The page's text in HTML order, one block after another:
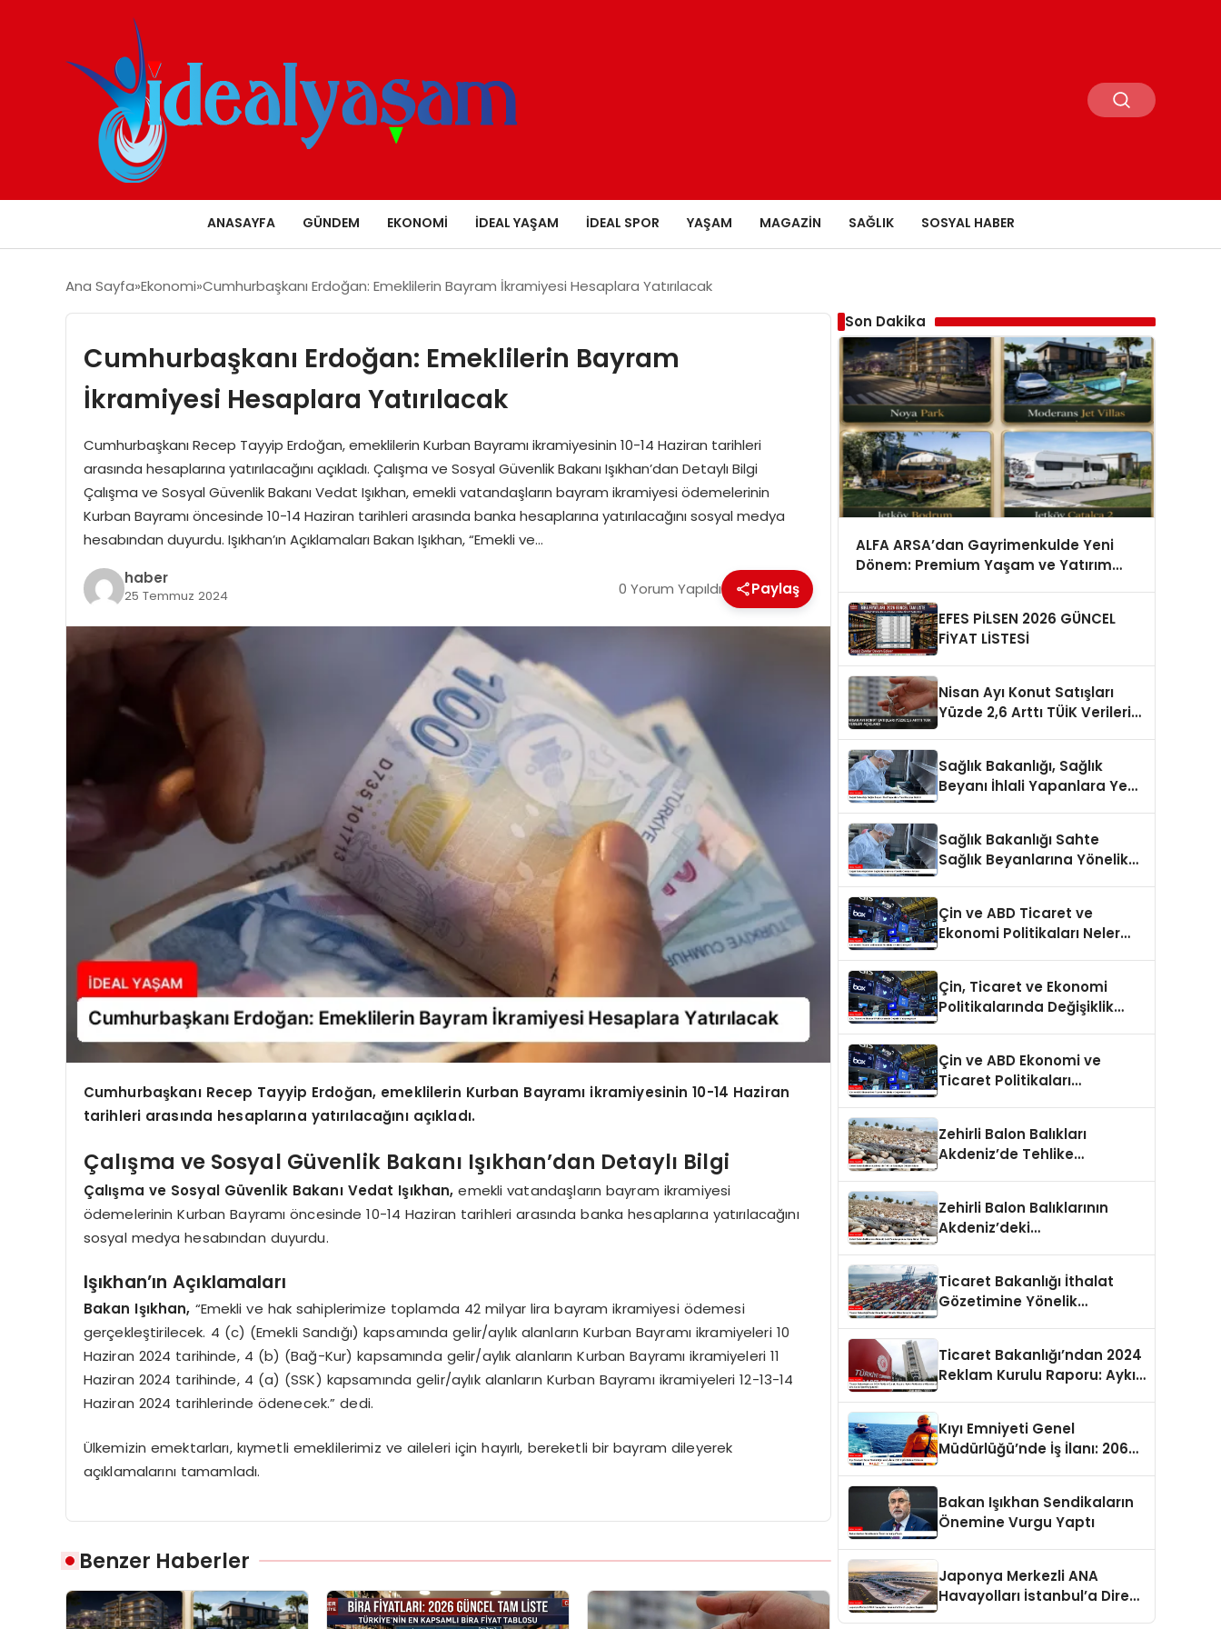
ANASAYFA GÜNDEM EKONOMI İDEAL YAŞAM İDEAL SPOR YAŞAM MAGAZIN SAĞLIK SOSYAL HABER
Ana Sayfa Ekonomi Cumhurbaşkanı Erdoğan: Emeklilerin Bayram İkramiyesi Hesaplara Yatırılacak
Cumhurbaşkanı Erdoğan: Emeklilerin Bayram
İkramiyesi Hesaplara Yatırılacak
Cumhurbaşkanı Recep Tayyip Erdoğan, emeklilerin Kurban Bayramı ikramiyesinin 10-14 Haziran tarihleri
arasında hesaplarına yatırılacağını açıkladı. Çalışma ve Sosyal Güvenlik Bakanı Işıkhan’dan Detaylı Bilgi
Çalışma ve Sosyal Güvenlik Bakanı Vedat Işıkhan, emekli vatandaşların bayram ikramiyesi ödemelerinin
Kurban Bayramı öncesinde 10-14 Haziran tarihleri arasında banka hesaplarına yatırılacağını sosyal medya
hesabından duyurdu. Işıkhan’ın Açıklamaları Bakan Işıkhan, “Emekli ve…
haber
25 Temmuz 2024 0 Yorum Yapıldı Paylaş
Cumhurbaşkanı Recep Tayyip Erdoğan, emeklilerin Kurban Bayramı ikramiyesinin 10-14 Haziran
tarihleri arasında hesaplarına yatırılacağını açıkladı.
Çalışma ve Sosyal Güvenlik Bakanı Işıkhan’dan Detaylı Bilgi
Çalışma ve Sosyal Güvenlik Bakanı Vedat Işıkhan, emekli vatandaşların bayram ikramiyesi
ödemelerinin Kurban Bayramı öncesinde 10-14 Haziran tarihleri arasında banka hesaplarına yatırılacağını
sosyal medya hesabından duyurdu.
Işıkhan’ın Açıklamaları
Bakan Işıkhan, “Emekli ve hak sahiplerimize toplamda 42 milyar lira bayram ikramiyesi ödemesi
gerçekleştirilecek. 4 (c) (Emekli Sandığı) kapsamında gelir/aylık alanların Kurban Bayramı ikramiyeleri 10
Haziran 2024 tarihinde, 4 (b) (Bağ-Kur) kapsamında gelir/aylık alanların Kurban Bayramı ikramiyeleri 11
Haziran 2024 tarihinde, 4 (a) (SSK) kapsamında gelir/aylık alanların Kurban Bayramı ikramiyeleri 12-13-14
Haziran 2024 tarihlerinde ödenecek.” dedi.
Ülkemizin emektarları, kıymetli emeklilerimiz ve aileleri için hayırlı, bereketli bir bayram dileyerek
açıklamalarını tamamladı.
Benzer Haberler
Son Dakika
ALFA ARSA’dan Gayrimenkulde Yeni
Dönem: Premium Yaşam ve Yatırım
EFES PİLSEN 2026 GÜNCEL
FİYAT LİSTESİ
Nisan Ayı Konut Satışları
Yüzde 2,6 Arttı TÜİK Verileri
Sağlık Bakanlığı, Sağlık
Beyanı İhlali Yapanlara Yeni
Sağlık Bakanlığı Sahte
Sağlık Beyanlarına Yönelik
Çin ve ABD Ticaret ve
Ekonomi Politikaları Neler
Çin, Ticaret ve Ekonomi
Politikalarında Değişiklik
Çin ve ABD Ekonomi ve
Ticaret Politikaları
Zehirli Balon Balıkları
Akdeniz’de Tehlike
Zehirli Balon Balıklarının
Akdeniz’deki
Ticaret Bakanlığı İthalat
Gözetimine Yönelik
Ticaret Bakanlığı’ndan 2024
Reklam Kurulu Raporu: Aykırı
Kıyı Emniyeti Genel
Müdürlüğü’nde İş İlanı: 206
Bakan Işıkhan Sendikaların
Önemine Vurgu Yaptı
Japonya Merkezli ANA
Havayolları İstanbul’a Direkt